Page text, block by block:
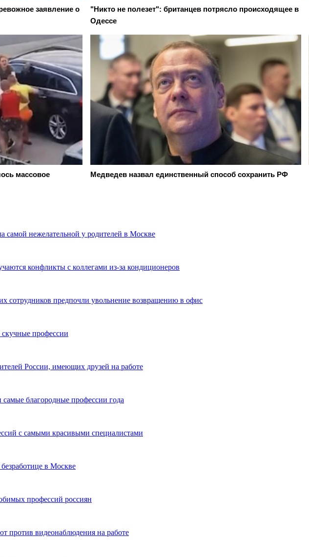
заявление о
"Никто не полезет": британцев потрясло происходящее в
Одессе
массовое
Медведев назвал единственный способ сохранить РФ
самой нежелательной у родителей в Москве
конфликты с коллегами из-за кондиционеров
сотрудников предпочли увольнение возвращению в офис
профессии
России, имеющих друзей на работе
благородные профессии года
с самыми красивыми специалистами
в Москве
профессий россиян
против видеонаблюдения на работе